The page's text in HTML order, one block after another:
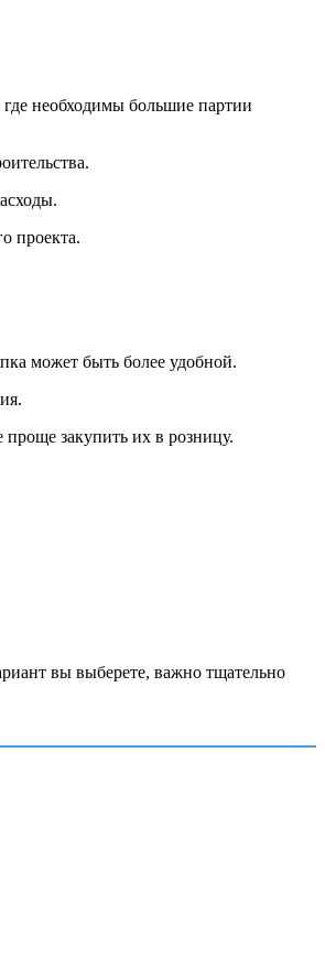
необходимы большие партии
проекта.
может быть более удобной.
проще закупить их в розницу.
вы выберете, важно тщательно